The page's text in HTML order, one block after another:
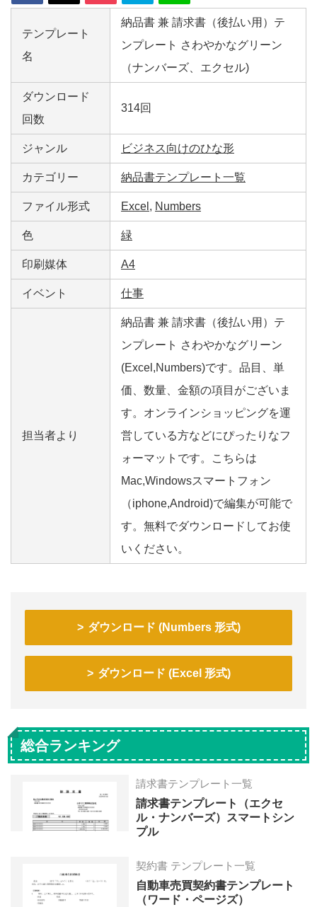
テンプレート
名
納品書 兼 請求書（後払い用）テ
ンプレート さわやかなグリーン
（ナンバーズ、エクセル)
ダウンロード
回数
314回
ジャンル ビジネス向けのひな形
カテゴリー 納品書テンプレート一覧
ファイル形式 Excel , Numbers
色 緑
印刷媒体 A4
イベント 仕事
担当者より
納品書 兼 請求書（後払い用）テ
ンプレート さわやかなグリーン
(Excel,Numbers)です。品目、単
価、数量、金額の項目がございま
す。オンラインショッピングを運
営している方などにぴったりなフ
ォーマットです。こちらは
Mac,Windowsスマートフォン
（iphone,Android)で編集が可能で
す。無料でダウンロードしてお使
いください。
ダウンロード (Numbers 形式)
ダウンロード (Excel 形式)
総合ランキング
請求書テンプレート一覧
請求書テンプレート（エクセ
ル・ナンバーズ）スマートシン
プル
契約書 テンプレート一覧
自動車売買契約書テンプレート
（ワード・ページズ）